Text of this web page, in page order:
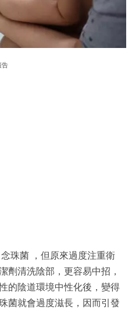
告
珠菌 ，但原來過度注重衛
劑清洗陰部，更容易中招，
的陰道環境中性化後，變得
菌就會過度滋長，因而引發